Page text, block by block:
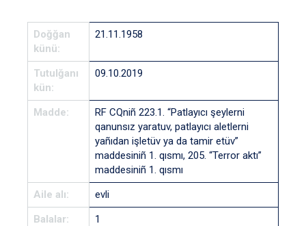
Doğğan
künü:
21.11.1958
Tutulğanı
kün:
09.10.2019
Madde:
RF CQniñ 223.1. “Patlayıcı şeylerni
qanunsız yaratuv, patlayıcı aletlerni
yañıdan işletüv ya da tamir etüv”
maddesiniñ 1. qısmı, 205. “Terror aktı”
maddesiniñ 1. qısmı
Aile alı:
evli
Balalar:
1